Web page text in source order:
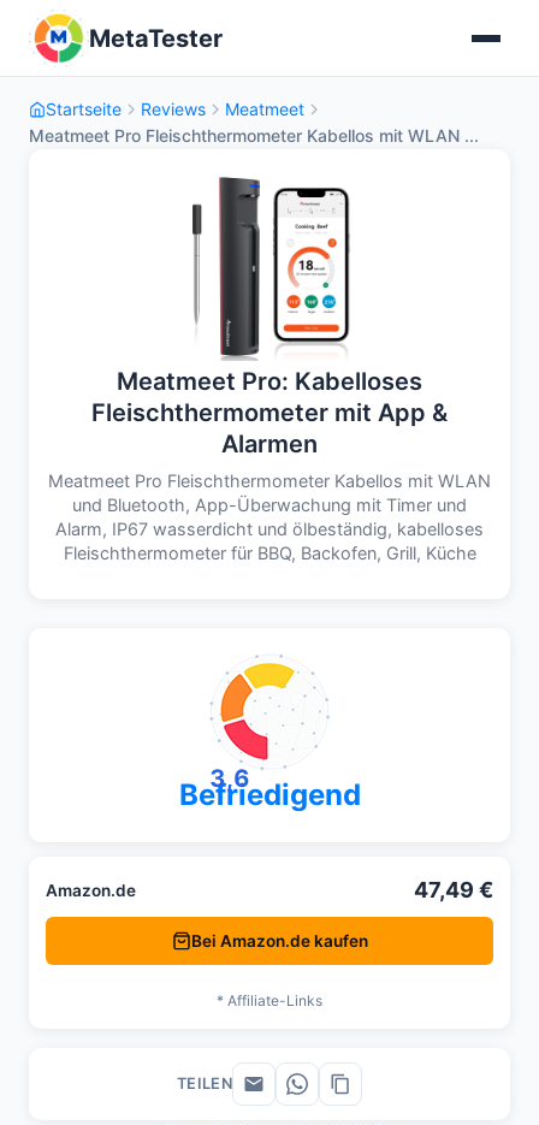
MetaTester
Startseite Reviews
Meatmeet
Meatmeet Pro Fleischthermometer Kabellos mit WLAN ...
Meatmeet Pro: Kabelloses
Fleischthermometer mit App &
Alarmen
Meatmeet Pro Fleischthermometer Kabellos mit WLAN
und Bluetooth, App-Überwachung mit Timer und
Alarm, IP67 wasserdicht und ölbeständig, kabelloses
Fleischthermometer für BBQ, Backofen, Grill, Küche
3,6
Befriedigend
Amazon.de 47,49 €
Bei Amazon.de kaufen
* Affiliate-Links
TEILEN